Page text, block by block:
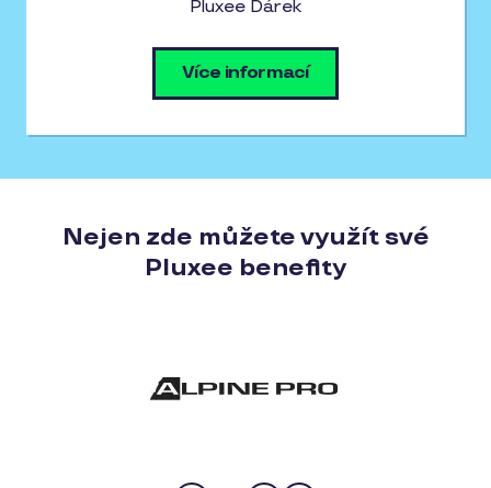
Pluxee Dárek
Více informací
Nejen zde můžete využít své
Pluxee benefity